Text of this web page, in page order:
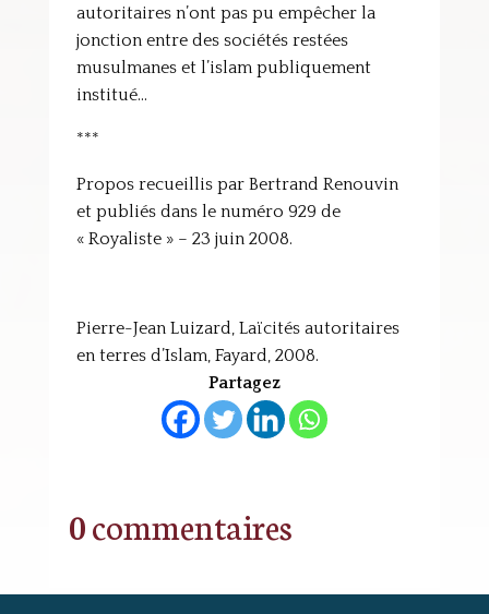
autoritaires n’ont pas pu empêcher la
jonction entre des sociétés restées
musulmanes et l’islam publiquement
institué…
***
Propos recueillis par Bertrand Renouvin
et publiés dans le numéro 929 de
« Royaliste » – 23 juin 2008.
Pierre-Jean Luizard, Laïcités autoritaires
en terres d’Islam, Fayard, 2008.
Partagez
0 commentaires